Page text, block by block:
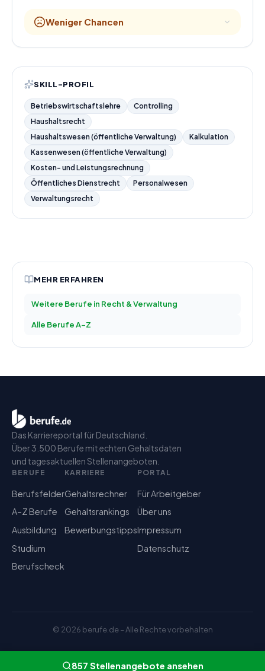
Weniger Chancen
SKILL-PROFIL
Betriebswirtschaftslehre
Controlling
Haushaltsrecht
Haushaltswesen (öffentliche Verwaltung)
Kalkulation
Kassenwesen (öffentliche Verwaltung)
Kosten- und Leistungsrechnung
Öffentliches Dienstrecht
Personalwesen
Verwaltungsrecht
MEHR ERFAHREN
Weitere Berufe in Recht & Verwaltung
Alle Berufe A–Z
857 Stellenangebote ansehen
Das Karriereportal für Deutschland.
Über 3.500 Berufe mit echten Gehaltsdaten
und tagesaktuellen Stellenangeboten.
BERUFE
Berufsfelder
A–Z Berufe
Ausbildung
Studium
Berufscheck
KARRIERE
Gehaltsrechner
Gehaltsrankings
Bewerbungstipps
PORTAL
Für Arbeitgeber
Über uns
Impressum
Datenschutz
© 2026 berufe.de – Alle Rechte vorbehalten